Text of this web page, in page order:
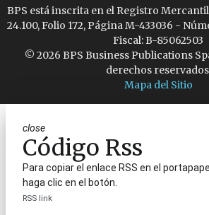
BPS está inscrita en el Registro
24.100, Folio 172, Página M-433036 -
Fiscal: B-85062503
© 2026 BPS Business Publications
derechos
Mapa del Sitio
close
Código Rss
Para copiar el enlace RSS en el
haga clic en el botón.
RSS link